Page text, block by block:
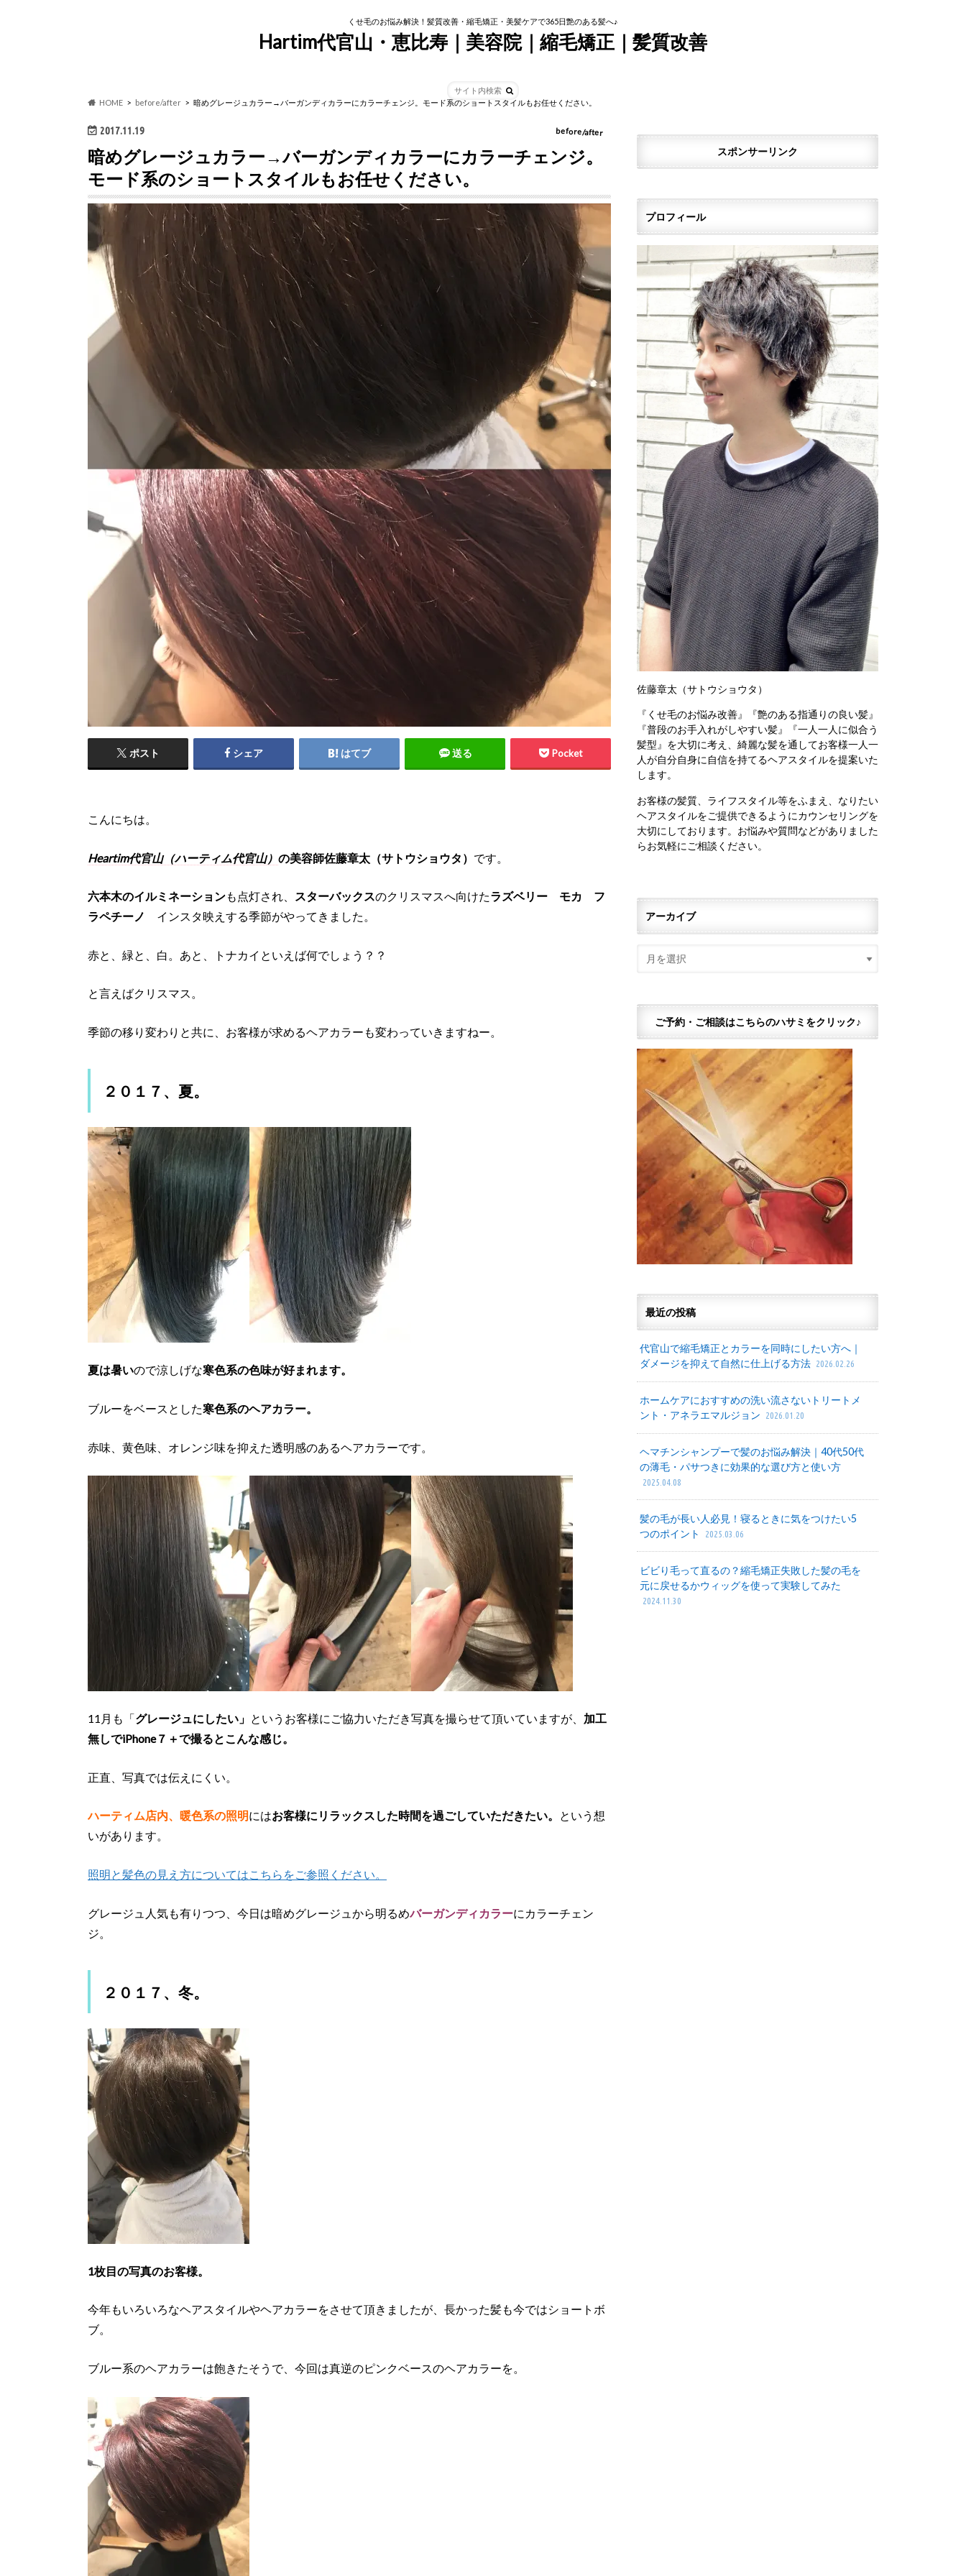
くせ毛のお悩み解決！髪質改善・縮毛矯正・美髪ケアで365日艶のある髪へ♪
Hartim代官山・恵比寿｜美容院｜縮毛矯正｜髪質改善
HOME before/after 暗めグレージュカラー→バーガンディカラーにカラーチェンジ。モード系のショートスタイルもお任せください。
2017.11.19 before/after
暗めグレージュカラー→バーガンディカラーにカラーチェンジ。
モード系のショートスタイルもお任せください。
ポスト シェア はてブ 送る Pocket
こんにちは。
Heartim代官山（ハーティム代官山） の美容師佐藤章太（サトウショウタ） です。
六本木のイルミネーションも点灯され、 スターバックスのクリスマスへ向けたラズベリー モカ フ
ラペチーノ インスタ映えする季節がやってきました。
赤と、緑と、白。あと、トナカイといえば何でしょう？？
と言えばクリスマス。
季節の移り変わりと共に、お客様が求めるヘアカラーも変わっていきますねー。
２０１７、夏。
夏は暑いので涼しげな寒色系の色味が好まれます。
ブルーをベースとした寒色系のヘアカラー。
赤味、黄色味、オレンジ味を抑えた透明感のあるヘアカラーです。
11月も「グレージュにしたい」 というお客様にご協力いただき写真を撮らせて頂いていますが、 加工
無しでiPhone７＋で撮るとこんな感じ。
正直、写真では伝えにくい。
ハーティム店内、暖色系の照明にはお客様にリラックスした時間を過ごしていただきたい。
という想
いがあります。
照明と髪色の見え方についてはこちらをご参照ください。
グレージュ人気も有りつつ、今日は暗めグレージュから明るめバーガンディカラーにカラーチェン
ジ。
２０１７、冬。
1枚目の写真のお客様。
今年もいろいろなヘアスタイルやヘアカラーをさせて頂きましたが、長かった髪も今ではショートボ
ブ。
ブルー系のヘアカラーは飽きたそうで、今回は真逆のピンクベースのヘアカラーを。
スポンサーリンク
プロフィール
佐藤章太（サトウショウタ）
『くせ毛のお悩み改善』『艶のある指通りの良い髪』
『普段のお手入れがしやすい髪』『一人一人に似合う
髪型』を大切に考え、綺麗な髪を通してお客様一人一
人が自分自身に自信を持てるヘアスタイルを提案いた
します。
お客様の髪質、ライフスタイル等をふまえ、なりたい
ヘアスタイルをご提供できるようにカウンセリングを
大切にしております。お悩みや質問などがありました
らお気軽にご相談ください。
アーカイブ
ご予約・ご相談はこちらのハサミをクリック♪
最近の投稿
代官山で縮毛矯正とカラーを同時にしたい方へ｜
ダメージを抑えて自然に仕上げる方法 2026.02.26
ホームケアにおすすめの洗い流さないトリートメ
ント・アネラエマルジョン
2026.01.20
ヘマチンシャンプーで髪のお悩み解決｜40代50代
の薄毛・パサつきに効果的な選び方と使い方
2025.04.08
髪の毛が長い人必見！寝るときに気をつけたい5
つのポイント
2025.03.06
ビビり毛って直るの？縮毛矯正失敗した髪の毛を
元に戻せるかウィッグを使って実験してみた
2024.11.30